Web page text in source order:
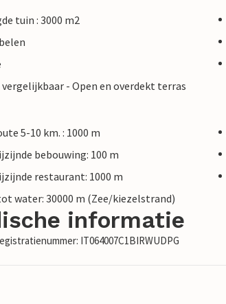
tuin : 3000 m2
- Open en overdekt terras
5-10 km. : 1000 m
bebouwing: 100 m
restaurant: 1000 m
water: 30000 m (Zee/kiezelstrand)
informatie
IT064007C1BIRWUDPG